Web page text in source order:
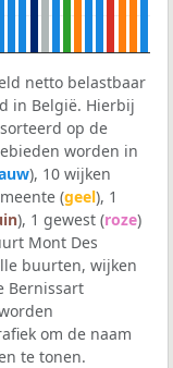
netto belastbaar
in België. Hierbij
op de
worden in
), 10 wijken
(geel), 1
), 1 gewest (roze)
Mont Des
buurten, wijken
Bernissart
om de naam
te tonen.